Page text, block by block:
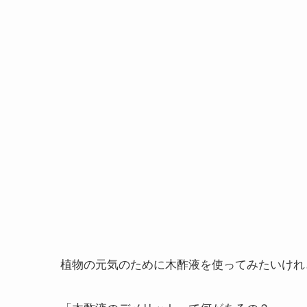
植物の元気のために木酢液を使ってみたいけ